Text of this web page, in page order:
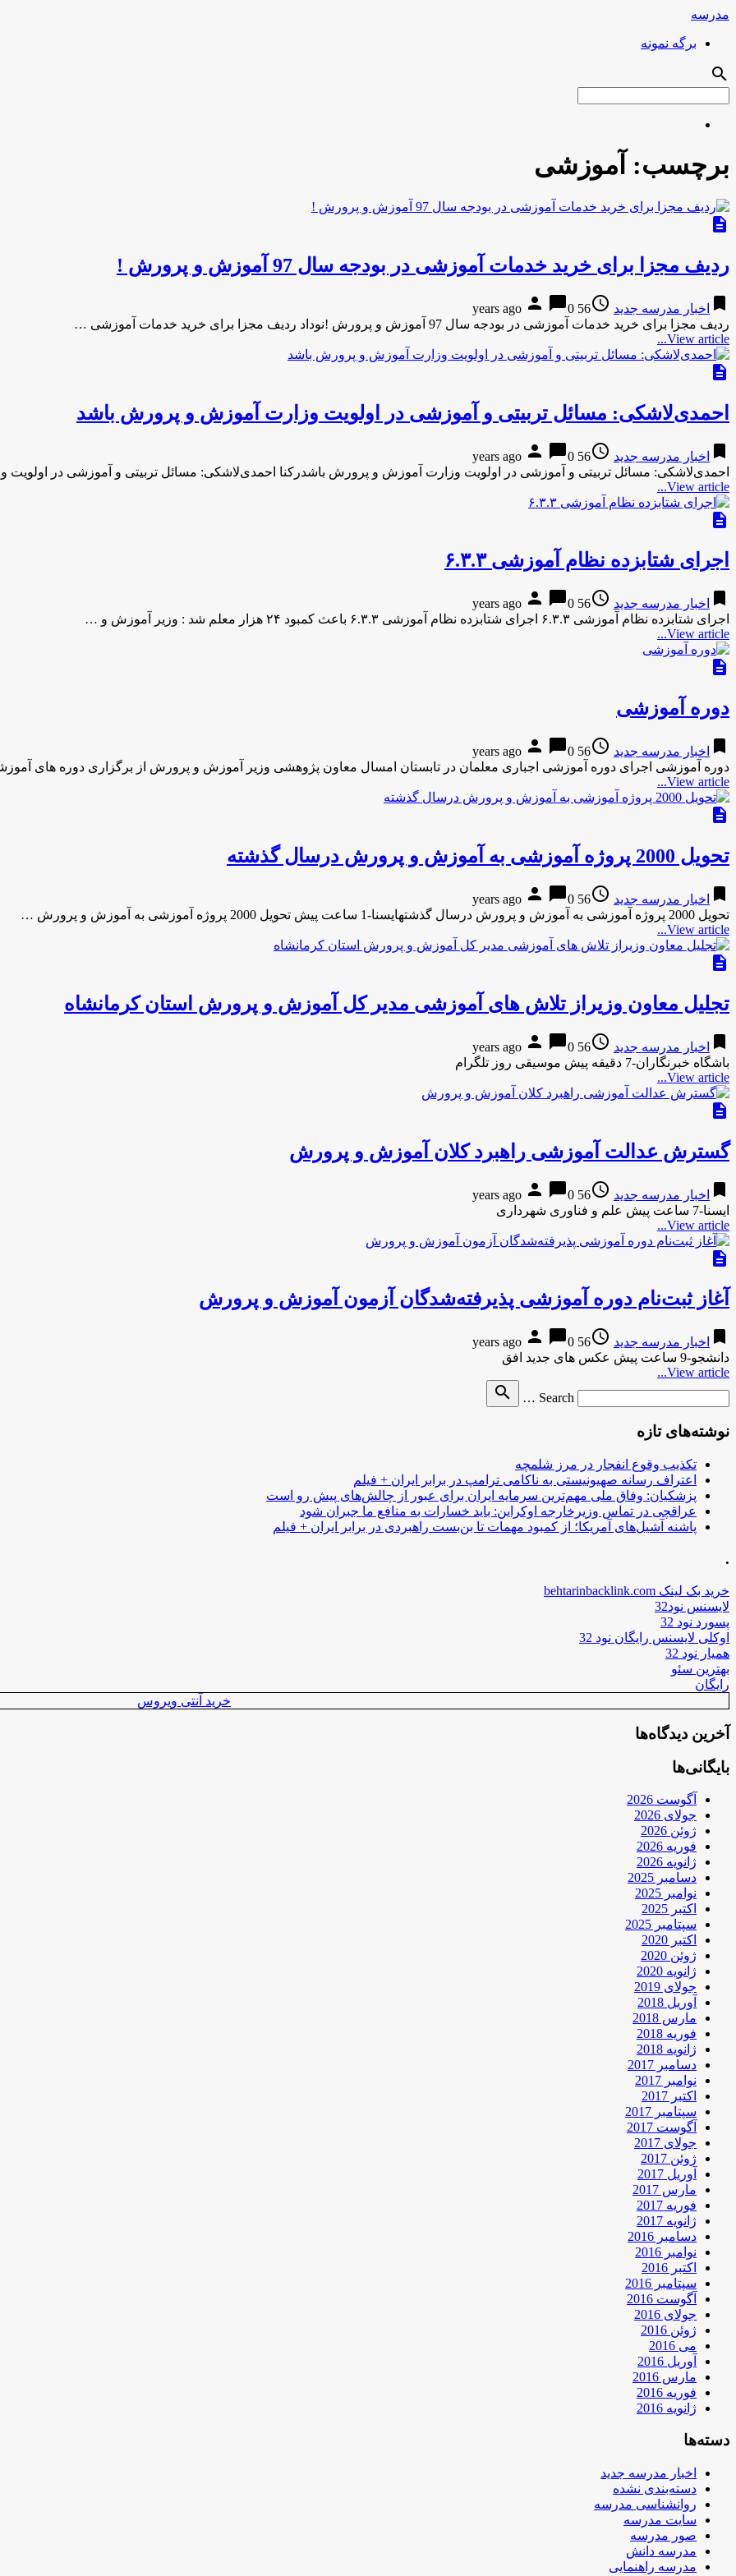
مدرسه
برگه نمونه
search
برچسب: آموزشی
description
ردیف مجزا برای خرید خدمات آموزشی در بودجه سال 97 آموزش و پرورش !
bookmark اخبار مدرسه جدید access_time
56 years ago
person chat_bubble0
ردیف مجزا برای خرید خدمات آموزشی در بودجه سال 97 آموزش و پرورش !نوداد ردیف مجزا برای خرید خدمات آموزشی …
View article...
description
احمدی‌لاشکی: مسائل تربیتی و آموزشی در اولویت وزارت آموزش و پرورش باشد
bookmark اخبار مدرسه جدید access_time
56 years ago
person chat_bubble0
احمدی‌لاشکی: مسائل تربیتی و آموزشی در اولویت وزارت آموزش و پرورش باشدرکنا احمدی‌لاشکی: مسائل تربیتی و آموزشی در اولویت
View article...
description
اجرای شتابزده نظام آموزشی ۶.۳.۳
bookmark اخبار مدرسه جدید access_time
56 years ago
person chat_bubble0
اجرای شتابزده نظام آموزشی ۶.۳.۳ اجرای شتابزده نظام آموزشی ۶.۳.۳ باعث کمبود ۲۴ هزار معلم شد : وزیر آموزش و …
View article...
description
دوره آموزشی
bookmark اخبار مدرسه جدید access_time
56 years ago
person chat_bubble0
دوره آموزشی اجرای دوره آموزشی اجباری معلمان در تابستان امسال معاون پژوهشی وزیر آموزش و پرورش از برگزاری دوره های
View article...
description
تحویل 2000 پروژه آموزشی به آموزش و پرورش درسال گذشته
bookmark اخبار مدرسه جدید access_time
56 years ago
person chat_bubble0
تحویل 2000 پروژه آموزشی به آموزش و پرورش درسال گذشتهایسنا-1 ساعت پیش تحویل 2000 پروژه آموزشی به آموزش و پرورش …
View article...
description
تجلیل معاون وزیراز تلاش های آموزشی مدیر کل آموزش و پرورش استان کرمانشاه
bookmark اخبار مدرسه جدید access_time
56 years ago
person chat_bubble0
باشگاه خبرنگاران-7 دقیقه پیش موسیقی روز تلگرام
View article...
description
گسترش عدالت آموزشی راهبرد کلان آموزش و پرورش
bookmark اخبار مدرسه جدید access_time
56 years ago
person chat_bubble0
ایسنا-7 ساعت پیش علم و فناوری شهرداری
View article...
description
آغاز ثبت‌نام دوره آموزشی پذیرفته‌شدگان آزمون آموزش و پرورش
bookmark اخبار مدرسه جدید access_time
56 years ago
person chat_bubble0
دانشجو-9 ساعت پیش عکس های جدید افق
View article...
Search …
search
نوشته‌های تازه
تکذیب وقوع انفجار در مرز شلمچه
اعتراف رسانه صهیونیستی به ناکامی ترامپ در برابر ایران + فیلم
پزشکیان: وفاق ملی مهم‌ترین سرمایه ایران برای عبور از چالش‌های پیش رو است
عراقچی در تماس وزیرخارجه اوکراین: باید خسارات به منافع ما جبران شود
پاشنه آشیل‌های آمریکا؛ از کمبود مهمات تا بن‌بست راهبردی در برابر ایران + فیلم
.
خرید بک لینک behtarinbacklink.com
لایسنس نود32
پسورد نود 32
اوکلی لایسنس رایگان نود 32
همیار نود 32
بهترین سئو
رایگان
خرید آنتی ویروس
آخرین دیدگاه‌ها
بایگانی‌ها
آگوست 2026
جولای 2026
ژوئن 2026
فوریه 2026
ژانویه 2026
دسامبر 2025
نوامبر 2025
اکتبر 2025
سپتامبر 2025
اکتبر 2020
ژوئن 2020
ژانویه 2020
جولای 2019
آوریل 2018
مارس 2018
فوریه 2018
ژانویه 2018
دسامبر 2017
نوامبر 2017
اکتبر 2017
سپتامبر 2017
آگوست 2017
جولای 2017
ژوئن 2017
آوریل 2017
مارس 2017
فوریه 2017
ژانویه 2017
دسامبر 2016
نوامبر 2016
اکتبر 2016
سپتامبر 2016
آگوست 2016
جولای 2016
ژوئن 2016
می 2016
آوریل 2016
مارس 2016
فوریه 2016
ژانویه 2016
دسته‌ها
اخبار مدرسه جدید
دسته‌بندی نشده
روانشناسی مدرسه
سایت مدرسه
صور مدرسه
مدرسه دانش
مدرسه راهنمایی